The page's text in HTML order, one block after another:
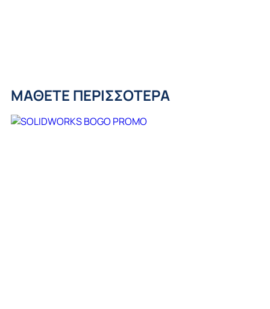
ΜΑΘΕΤΕ ΠΕΡΙΣΣΟΤΕΡΑ